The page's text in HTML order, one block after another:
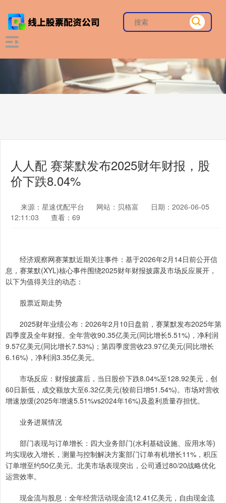
人人配 赛莱默发布2025财年财报，股
价下跌8.04%
来源：星速优配平台 网站：贝格富
日期：2026-06-05
12:11:03
查看：69
经济观察网赛莱默近期关注事件：基于2026年2月14日前公开信
息，赛莱默(XYL)核心事件围绕2025财年财报披露及市场反应展开，
以下为值得关注的动态：
股票近期走势
2025财年业绩公布：2026年2月10日盘前，赛莱默发布2025年第
四季度及全年财报。全年营收90.35亿美元(同比增长5.51%)，净利润
9.57亿美元(同比增长7.53%)；第四季度营收23.97亿美元(同比增长
6.16%)，净利润3.35亿美元。
市场反应：财报披露后，当日股价下跌8.04%至128.92美元，创
60日新低，成交额放大至6.32亿美元(较前日增51.54%)。市场对营收
增速放缓(2025年增速5.51%vs2024年16%)及盈利质量存担忧。
业务进展情况
部门表现与订单增长：四大业务部门(水利基础设施、应用水等)
均实现收入增长，测量与控制解决方案部门订单有机增长11%，积压
订单增至约50亿美元。北美市场表现突出，公司通过80/20战略优化
运营效率。
现金流与股息：全年经营活动现金流12.41亿美元，自由现金流